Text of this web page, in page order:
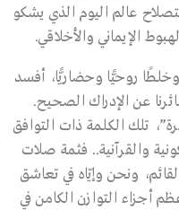
عالم اليوم الذي يشكو
الإيماني والأخلاقي.
وخلطًا روحيًّا وحضاريًّا، أفسد
عن الإدراك الصحيح.
تلك الكلمة ذات التوافق
والقرآنية.. فثمة صلات
ونحن وإيّاه في تعاشق
أجزاء التوازن الكامن في